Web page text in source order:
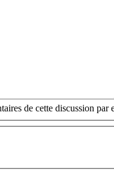
de cette discussion par